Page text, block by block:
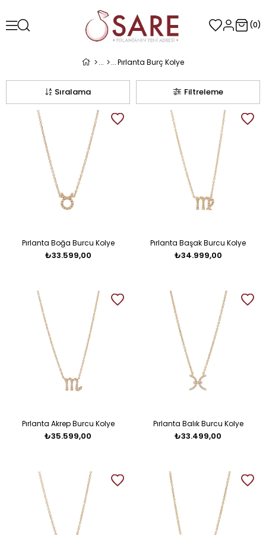
0
Pırlanta Burç Kolye
Filtreleme
Sıralama
Pırlanta Boğa Burcu Kolye
₺33.599,00
Pırlanta Başak Burcu Kolye
₺34.999,00
Pırlanta Akrep Burcu Kolye
₺35.599,00
Pırlanta Balık Burcu Kolye
₺33.499,00